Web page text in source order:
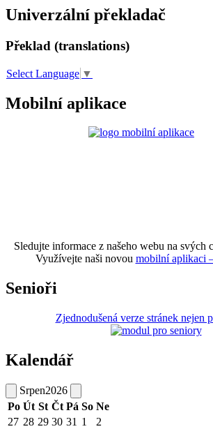
Univerzální překladač
Překlad (translations)
Select Language ▼
Mobilní aplikace
Sledujte informace z našeho webu na svých
Využívejte naši novou mobilní aplikaci
Senioři
Zjednodušená verze stránek nejen
Kalendář
Srpen2026
Po Út St Čt Pá So Ne
27 28 29 30 31 1
2